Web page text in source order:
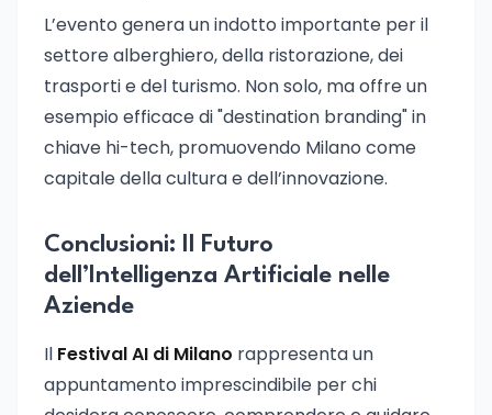
L’evento genera un indotto importante per il
settore alberghiero, della ristorazione, dei
trasporti e del turismo. Non solo, ma offre un
esempio efficace di "destination branding" in
chiave hi-tech, promuovendo Milano come
capitale della cultura e dell’innovazione.
Conclusioni: Il Futuro
dell’Intelligenza Artificiale nelle
Aziende
Il Festival AI di Milano rappresenta un
appuntamento imprescindibile per chi